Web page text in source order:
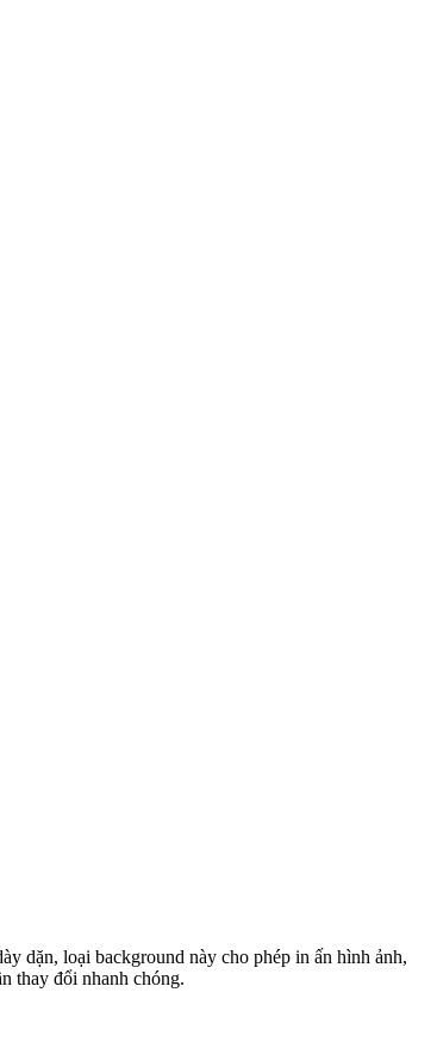
dặn, loại background này cho phép in ấn hình ảnh,
thay đổi nhanh chóng.